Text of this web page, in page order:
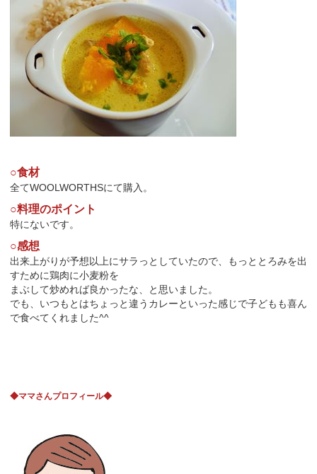
○食材
全てWOOLWORTHSにて購入。
○料理のポイント
特にないです。
○感想
出来上がりが予想以上にサラっとしていたので、もっととろみを出
すために鶏肉に小麦粉を
まぶして炒めれば良かったな、と思いました。
でも、いつもとはちょっと違うカレーといった感じで子どもも喜ん
で食べてくれました^^
◆ママさんプロフィール◆